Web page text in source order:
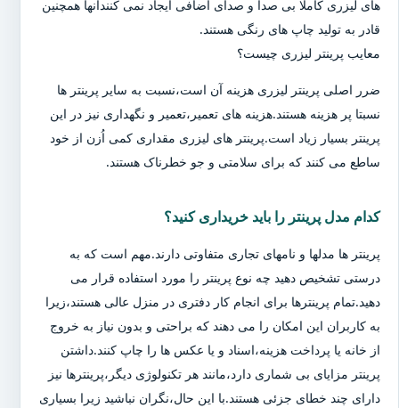
های لیزری کاملا بی صدا و صدای اضافی ایجاد نمی کنندآنها همچنین
قادر به تولید چاپ های رنگی هستند.
معایب پرینتر لیزری چیست؟
ضرر اصلی پرینتر لیزری هزینه آن است،نسبت به سایر پرینتر ها
نسبتا پر هزینه هستند.هزینه های تعمیر،تعمیر و نگهداری نیز در این
پرینتر بسیار زیاد است.پرینتر های لیزری مقداری کمی اُزن از خود
ساطع می کنند که برای سلامتی و جو خطرناک هستند.
کدام مدل پرینتر را باید خریداری کنید؟
پرینتر ها مدلها و نامهای تجاری متفاوتی دارند.مهم است که به
درستی تشخیص دهید چه نوع پرینتر را مورد استفاده قرار می
دهید.تمام پرینترها برای انجام کار دفتری در منزل عالی هستند،زیرا
به کاربران این امکان را می دهند که براحتی و بدون نیاز به خروج
از خانه یا پرداخت هزینه،اسناد و یا عکس ها را چاپ کنند.داشتن
پرینتر مزایای بی شماری دارد،مانند هر تکنولوژی دیگر،پرینترها نیز
دارای چند خطای جزئی هستند.با این حال،نگران نباشید زیرا بسیاری